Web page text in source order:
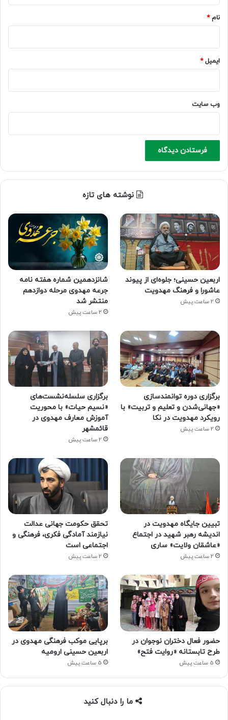
نام*
ایمیل*
وب‌ سایت
نوشته های تازه
اربعین حسینی؛ جلوه‌ای از پیوند
عاشورا و فرهنگ مهدویت
2 ساعت پیش
شانزدهمین شماره هفته‌ نامه
جرعه مهدوی مرحله دوازدهم
منتشر شد
2 ساعت پیش
برگزاری دوره توانمندسازی
«جهانی‌شدن و تعلیم و تربیت» با
رویکرد مهدویت در نکا
2 ساعت پیش
برگزاری سلسله‌نشست‌های
«نسیم حیات» با محوریت
آموزش معارف مهدوی در
قائمشهر
2 ساعت پیش
تبیین جایگاه مهدویت در
اندیشه رهبر شهید در اجتماع
«عاشقان ولایت» ساری
2 ساعت پیش
تحقق حکومت جهانی عدالت
نیازمند آمادگی فکری، فرهنگی و
اجتماعی است
2 ساعت پیش
حضور فعال دختران نوجوان در
طرح تابستانه «روایت فتح»
5 ساعت پیش
برپایی موکب فرهنگی مهدوی در
اربعین حسینی ارومیه
5 ساعت پیش
ما را دنبال کنید